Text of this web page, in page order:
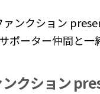
ンクション
ーター仲間と
クション